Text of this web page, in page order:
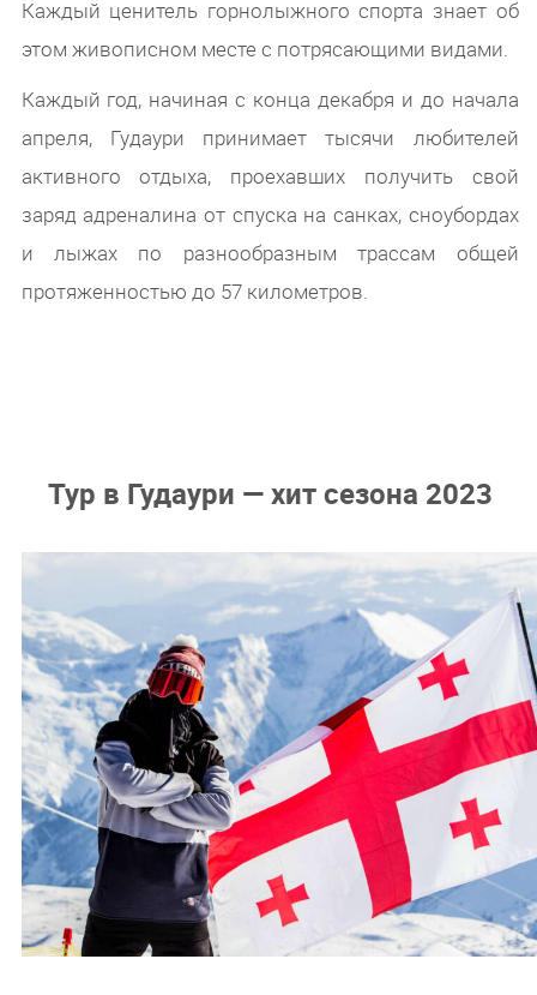
Каждый ценитель горнолыжного спорта знает об
этом живописном месте с потрясающими видами.
Каждый год, начиная с конца декабря и до начала
апреля, Гудаури принимает тысячи любителей
активного отдыха, проехавших получить свой
заряд адреналина от спуска на санках, сноубордах
и лыжах по разнообразным трассам общей
протяженностью до 57 километров.
Тур в Гудаури — хит сезона 2023